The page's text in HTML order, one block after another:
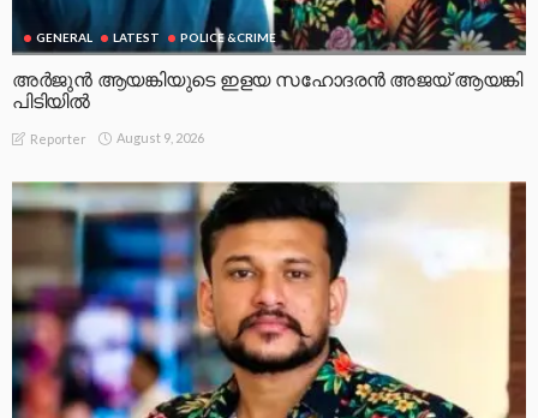
GENERAL LATEST POLICE &CRIME
അർജുൻ ആയങ്കിയുടെ ഇളയ സഹോദരൻ അജയ് ആയങ്കി
പിടിയിൽ
Reporter August 9, 2026